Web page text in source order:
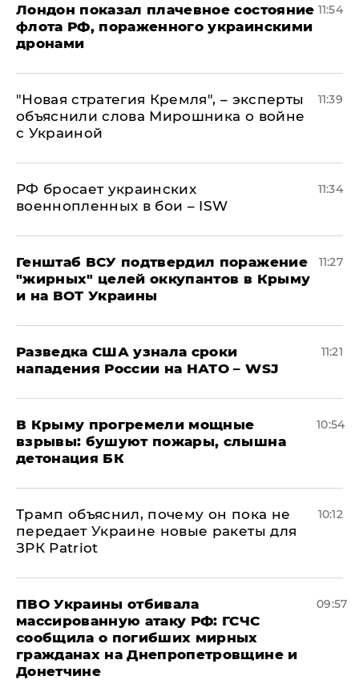
Лондон показал плачевное состояние
флота РФ, пораженного украинскими
дронами
11:54
"Новая стратегия Кремля", – эксперты
объяснили слова Мирошника о войне
с Украиной
11:39
РФ бросает украинских
военнопленных в бои – ISW
11:34
Генштаб ВСУ подтвердил поражение
"жирных" целей оккупантов в Крыму
и на ВОТ Украины
11:27
Разведка США узнала сроки
нападения России на НАТО – WSJ
11:21
В Крыму прогремели мощные
взрывы: бушуют пожары, слышна
детонация БК
10:54
Трамп объяснил, почему он пока не
передает Украине новые ракеты для
ЗРК Patriot
10:12
ПВО Украины отбивала
массированную атаку РФ: ГСЧС
сообщила о погибших мирных
гражданах на Днепропетровщине и
Донетчине
09:57